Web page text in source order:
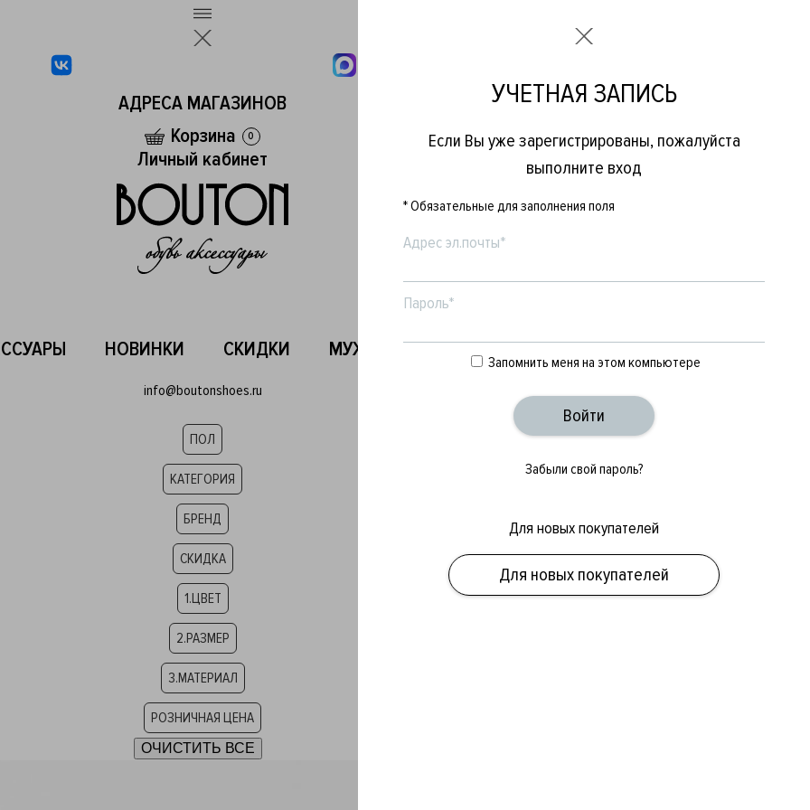
АДРЕСА МАГАЗИНОВ
Корзина
0
Личный кабинет
НОВИНКИ СКИДКИ МУЖСКОЕ ЖЕНСКОЕ БРЕНДЫ
info@boutonshoes.ru
ПОЛ
КАТЕГОРИЯ
БРЕНД
СКИДКА
1.ЦВЕТ
2.РАЗМЕР
3.МАТЕРИАЛ
РОЗНИЧНАЯ ЦЕНА
УЧЕТНАЯ ЗАПИСЬ
Если Вы уже зарегистрированы, пожалуйста
выполните вход
* Обязательные для заполнения поля
Адрес эл.почты*
Пароль*
Запомнить меня на этом компьютере
Забыли свой пароль?
Для новых покупателей
Для новых покупателей